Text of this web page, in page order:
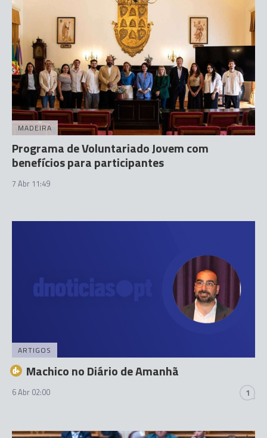
MADEIRA
Programa de Voluntariado Jovem com
benefícios para participantes
7 Abr 11:49
ARTIGOS
Machico no Diário de Amanhã
6 Abr 02:00 1